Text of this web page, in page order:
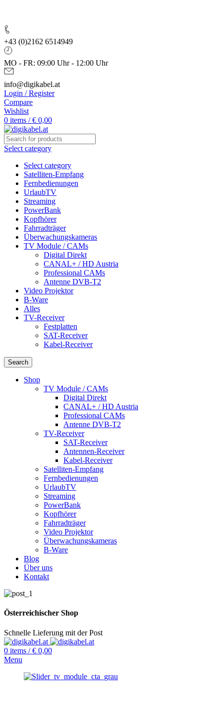
+43 (0)2162 6514949
MO - FR: 09:00 Uhr - 12:00 Uhr
info@digikabel.at
Login / Register
Compare
Wishlist
0 items / € 0,00
Select category
Select category
Satelliten-Empfang
Fernbedienungen
UrlaubTV
Streaming
PowerBank
Kopfhörer
Fahrradträger
Überwachungskameras
TV Module / CAMs
Digital Direkt
CANAL+ / HD Austria
Professional CAMs
Antenne DVB-T2
Video Projektor
B-Ware
Alles
TV-Receiver
Festplatten
SAT-Receiver
Kabel-Receiver
Search
Shop
TV Module / CAMs
Digital Direkt
CANAL+ / HD Austria
Professional CAMs
Antenne DVB-T2
TV-Receiver
SAT-Receiver
Antennen-Receiver
Kabel-Receiver
Satelliten-Empfang
Fernbedienungen
UrlaubTV
Streaming
PowerBank
Kopfhörer
Fahrradträger
Video Projektor
Überwachungskameras
B-Ware
Blog
Über uns
Kontakt
Österreichischer Shop
Schnelle Lieferung mit der Post
0 items / € 0,00
Menu